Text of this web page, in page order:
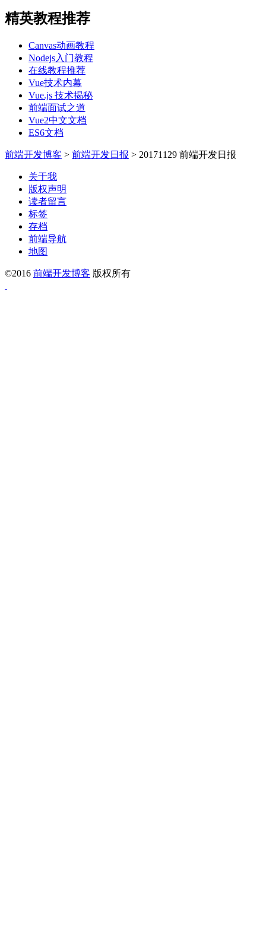
精英教程推荐
Canvas动画教程
Nodejs入门教程
在线教程推荐
Vue技术内幕
Vue.js 技术揭秘
前端面试之道
Vue2中文文档
ES6文档
前端开发博客 > 前端开发日报 > 20171129 前端开发日报
关于我
版权声明
读者留言
标签
存档
前端导航
地图
©2016 前端开发博客 版权所有